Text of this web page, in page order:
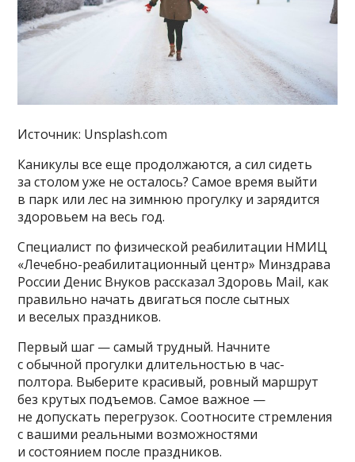
Источник: Unsplash.com
Каникулы все еще продолжаются, а сил сидеть
за столом уже не осталось? Самое время выйти
в парк или лес на зимнюю прогулку и зарядится
здоровьем на весь год.
Специалист по физической реабилитации НМИЦ
«Лечебно-реабилитационный центр» Минздрава
России Денис Внуков рассказал Здоровь Mail, как
правильно начать двигаться после сытных
и веселых праздников.
Первый шаг — самый трудный. Начните
с обычной прогулки длительностью в час-
полтора. Выберите красивый, ровный маршрут
без крутых подъемов. Самое важное —
не допускать перегрузок. Соотносите стремления
с вашими реальными возможностями
и состоянием после праздников.